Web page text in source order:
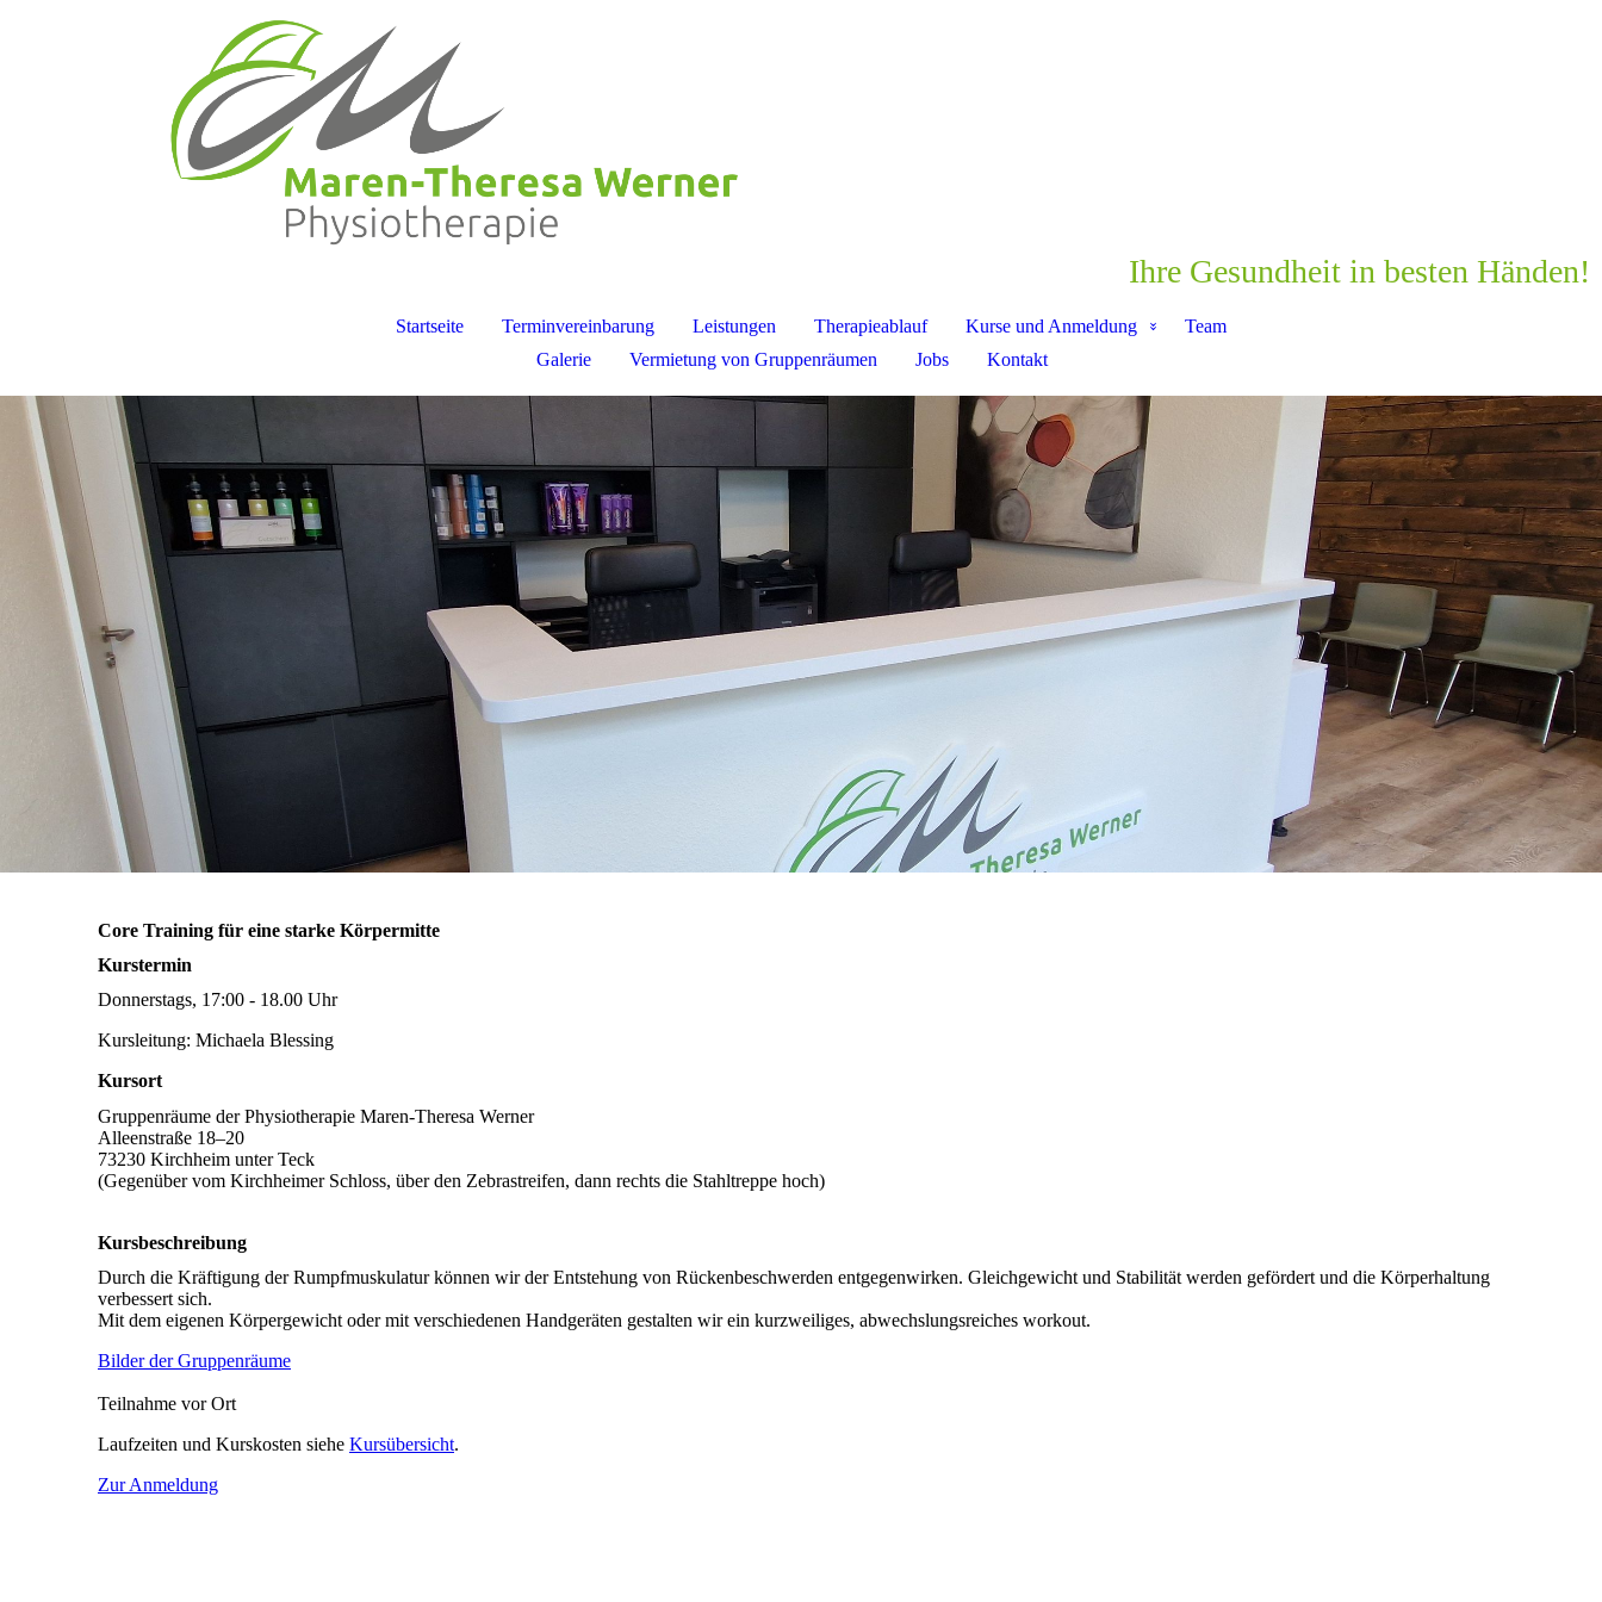
Ihre Gesundheit in besten Händen!
Startseite Terminvereinbarung Leistungen Therapieablauf Kurse und Anmeldung
Team
Galerie
Vermietung von Gruppenräumen Jobs Kontakt
Core Training für eine starke Körpermitte
Kurstermin
Donnerstags, 17:00 - 18.00 Uhr
Kursleitung: Michaela Blessing
Kursort
Gruppenräume der Physiotherapie Maren-Theresa Werner
Alleenstraße 18–20
73230 Kirchheim unter Teck
(Gegenüber vom Kirchheimer Schloss, über den Zebrastreifen, dann rechts die Stahltreppe hoch)
Kursbeschreibung
Durch die Kräftigung der Rumpfmuskulatur können wir der Entstehung von Rückenbeschwerden entgegenwirken. Gleichgewicht und Stabilität werden gefördert und die Körperhaltung
verbessert sich.
Mit dem eigenen Körpergewicht oder mit verschiedenen Handgeräten gestalten wir ein kurzweiliges, abwechslungsreiches workout.
Bilder der Gruppenräume
Teilnahme vor Ort
Laufzeiten und Kurskosten siehe Kursübersicht.
Zur Anmeldung